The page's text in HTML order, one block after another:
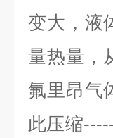
变大，液
量热量，
氟里昂气
此压缩